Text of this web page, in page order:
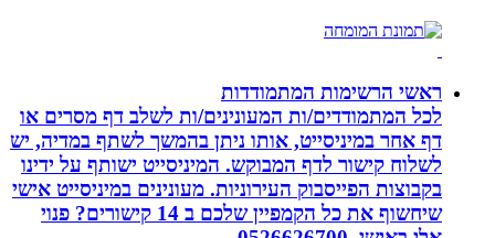
ראשי הרשימות המתמודדות
לכל המתמודדים/ות המעונינים/ות לשלב דף מסרים או
דף אחר במיניסייט, אותו ניתן בהמשך לשתף במדיה, יש
לשלוח קישור לדף המבוקש. המיניסייט ישותף על ידינו
בקבוצות הפייסבוק העירוניות. מעונינים במיניסייט אישי
שיחשוף את כל הקמפיין שלכם ב 14 קישורים? פנוי